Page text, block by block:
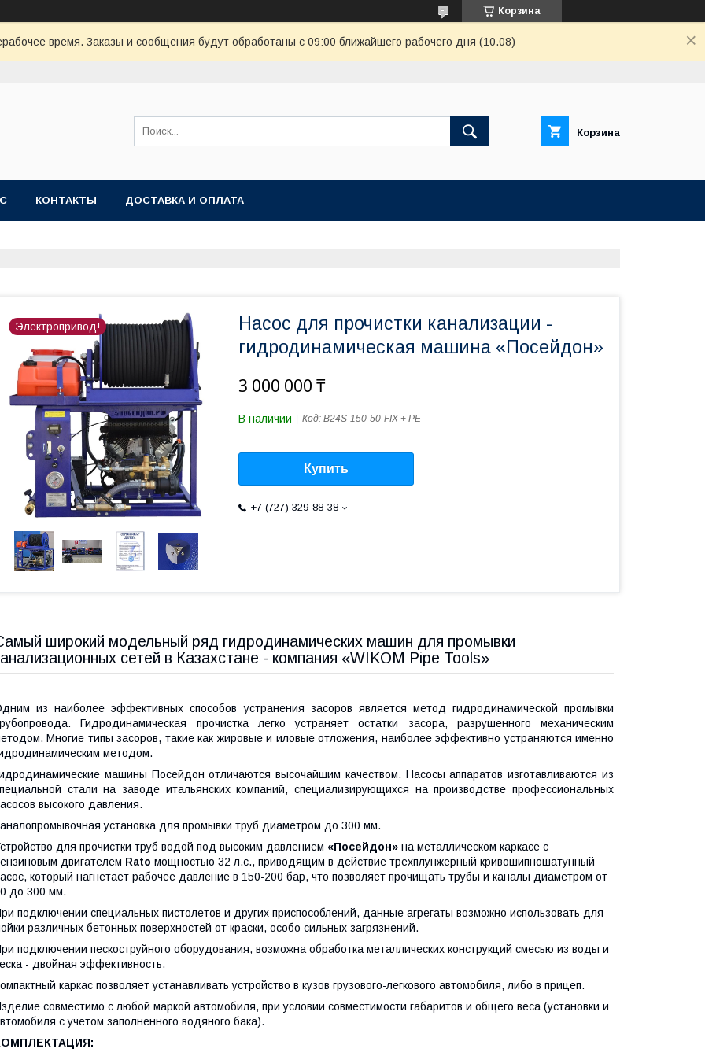
Корзина
время. Заказы и сообщения будут обработаны с 09:00 ближайшего рабочего дня (10.08)
Корзина
КОНТАКТЫ ДОСТАВКА И ОПЛАТА
Электропривод!
Насос для прочистки канализации -
гидродинамическая машина «Посейдон»
3 000 000 ₸
В наличии Код: B24S-150-50-FIX + PE
Купить
+7 (727) 329-88-38
широкий модельный ряд гидродинамических машин для промывки
сетей в Казахстане - компания «WIKOM Pipe Tools»
из наиболее эффективных способов устранения засоров является метод гидродинамической промывки
Гидродинамическая прочистка легко устраняет остатки засора, разрушенного механическим
Многие типы засоров, такие как жировые и иловые отложения, наиболее эффективно устраняются именно
методом.
машины Посейдон отличаются высочайшим качеством. Насосы аппаратов изготавливаются из
стали на заводе итальянских компаний, специализирующихся на производстве профессиональных
высокого давления.
установка для промывки труб диаметром до 300 мм.
для прочистки труб водой под высоким давлением «Посейдон» на металлическом каркасе с
двигателем Rato мощностью 32 л.с., приводящим в действие трехплунжерный кривошипношатунный
который нагнетает рабочее давление в 150-200 бар, что позволяет прочищать трубы и каналы диаметром от
до 300 мм.
подключении специальных пистолетов и других приспособлений, данные агрегаты возможно использовать для
различных бетонных поверхностей от краски, особо сильных загрязнений.
подключении пескоструйного оборудования, возможна обработка металлических конструкций смесью из воды и
- двойная эффективность.
каркас позволяет устанавливать устройство в кузов грузового-легкового автомобиля, либо в прицеп.
совместимо с любой маркой автомобиля, при условии совместимости габаритов и общего веса (установки и
с учетом заполненного водяного бака).